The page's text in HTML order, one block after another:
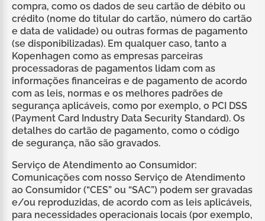
compra, como os dados de seu cartão de débito ou
crédito (nome do titular do cartão, número do cartão
e data de validade) ou outras formas de pagamento
(se disponibilizadas). Em qualquer caso, tanto a
Kopenhagen como as empresas parceiras
processadoras de pagamentos lidam com as
informações financeiras e de pagamento de acordo
com as leis, normas e os melhores padrões de
segurança aplicáveis, como por exemplo, o PCI DSS
(Payment Card Industry Data Security Standard). Os
detalhes do cartão de pagamento, como o código
de segurança, não são gravados.
Serviço de Atendimento ao Consumidor:
Comunicações com nosso Serviço de Atendimento
ao Consumidor (“CES” ou “SAC”) podem ser gravadas
e/ou reproduzidas, de acordo com as leis aplicáveis,
para necessidades operacionais locais (por exemplo,